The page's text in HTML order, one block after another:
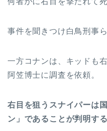
事件を聞きつけ白鳥刑事
一方コナンは、キッドも
阿笠博士に調査を依頼。
右目を狙うスナイパーは
ン」であることが判明する